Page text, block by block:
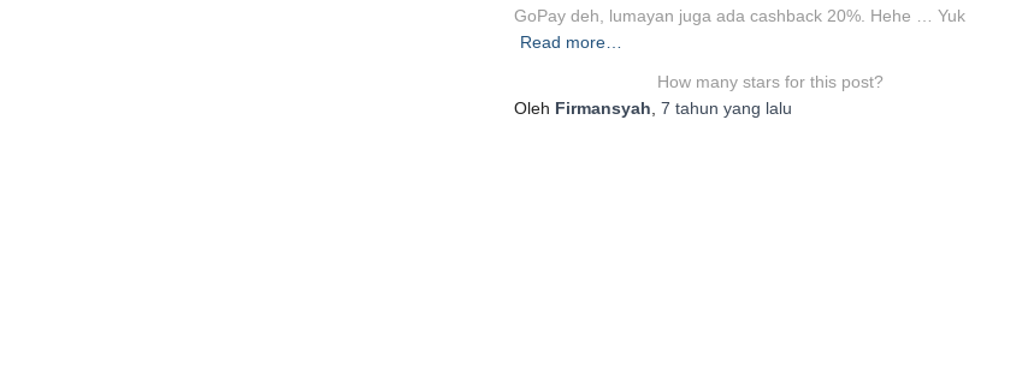
GoPay deh, lumayan juga ada cashback 20%. Hehe … Yuk
Read more…
How many stars for this post?
Oleh Firmansyah 7 tahun yang lalu